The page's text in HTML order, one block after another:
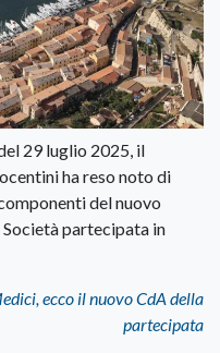
29 luglio 2025, il
ha reso noto di
del nuovo
partecipata in
ecco il nuovo CdA della
partecipata